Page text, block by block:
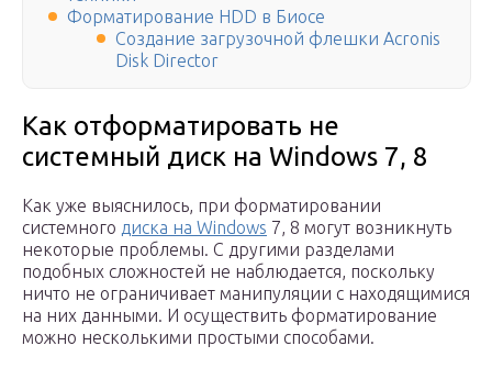
Форматирование HDD в Биосе
Создание загрузочной флешки Acronis
Disk Director
Как отформатировать не
системный диск на Windows 7, 8
Как уже выяснилось, при форматировании
системного диска на Windows 7, 8 могут возникнуть
некоторые проблемы. С другими разделами
подобных сложностей не наблюдается, поскольку
ничто не ограничивает манипуляции с находящимися
на них данными. И осуществить форматирование
можно несколькими простыми способами.